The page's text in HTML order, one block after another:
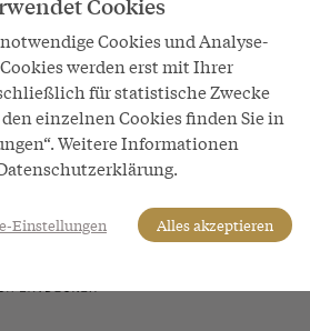
der
Cookies und Analyse-
werden erst mit Ihrer
für statistische Zwecke
einzelnen Cookies finden Sie in
Weitere Informationen
Einstellungen Alles akzeptieren